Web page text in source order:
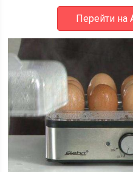
Перейти на